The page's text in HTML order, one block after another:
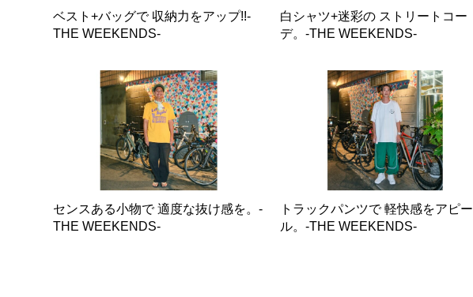
ベスト+バッグで 収納力をアップ!!-
THE WEEKENDS-
白シャツ+迷彩の ストリートコー
デ。-THE WEEKENDS-
センスある小物で 適度な抜け感を。-
THE WEEKENDS-
トラックパンツで 軽快感をアピー
ル。-THE WEEKENDS-